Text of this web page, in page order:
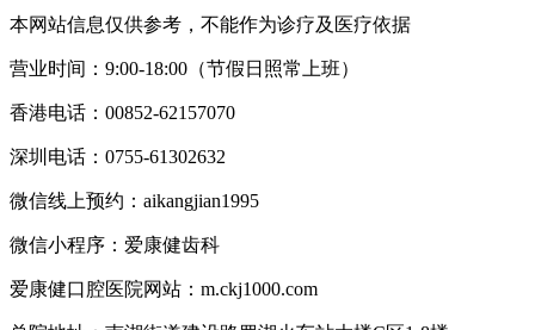
本网站信息仅供参考，不能作为诊疗及医疗依据
营业时间：9:00-18:00（节假日照常上班）
香港电话：00852-62157070
深圳电话：0755-61302632
微信线上预约：aikangjian1995
微信小程序：爱康健齿科
爱康健口腔医院网站：m.ckj1000.com